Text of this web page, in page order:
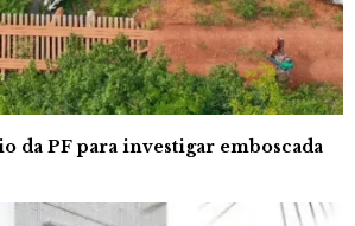
da PF para investigar emboscada